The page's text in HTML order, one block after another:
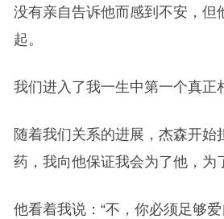
没有亲自告诉他而感到不安，但
起。
我们进入了我一生中第一个真正
随着我们关系的进展，杰森开始
药，我向他保证我会为了他，为
他看着我说：“不，你必须足够